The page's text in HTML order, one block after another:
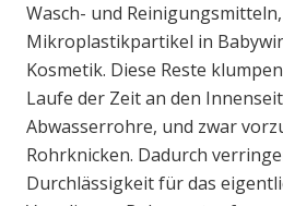
Wasch- und
Mikroplastikpartikel in
Kosmetik. Diese Reste
Laufe der Zeit an den
Abwasserrohre, und zwar
Rohrknicken. Dadurch
Durchlässigkeit für das